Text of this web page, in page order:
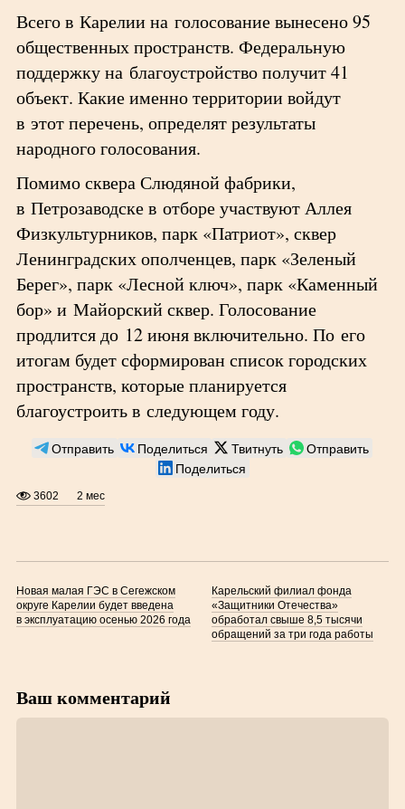
Всего в Карелии на голосование вынесено 95
общественных пространств. Федеральную
поддержку на благоустройство получит 41
объект. Какие именно территории войдут
в этот перечень, определят результаты
народного голосования.
Помимо сквера Слюдяной фабрики,
в Петрозаводске в отборе участвуют Аллея
Физкультурников, парк «Патриот», сквер
Ленинградских ополченцев, парк «Зеленый
Берег», парк «Лесной ключ», парк «Каменный
бор» и Майорский сквер. Голосование
продлится до 12 июня включительно. По его
итогам будет сформирован список городских
пространств, которые планируется
благоустроить в следующем году.
Отправить Поделиться Твитнуть
Отправить
Поделиться
3602 2 мес
Новая малая ГЭС в Сегежском
округе Карелии будет введена
в эксплуатацию осенью 2026 года
Карельский филиал фонда
«Защитники Отечества»
обработал свыше 8,5 тысячи
обращений за три года работы
Ваш комментарий